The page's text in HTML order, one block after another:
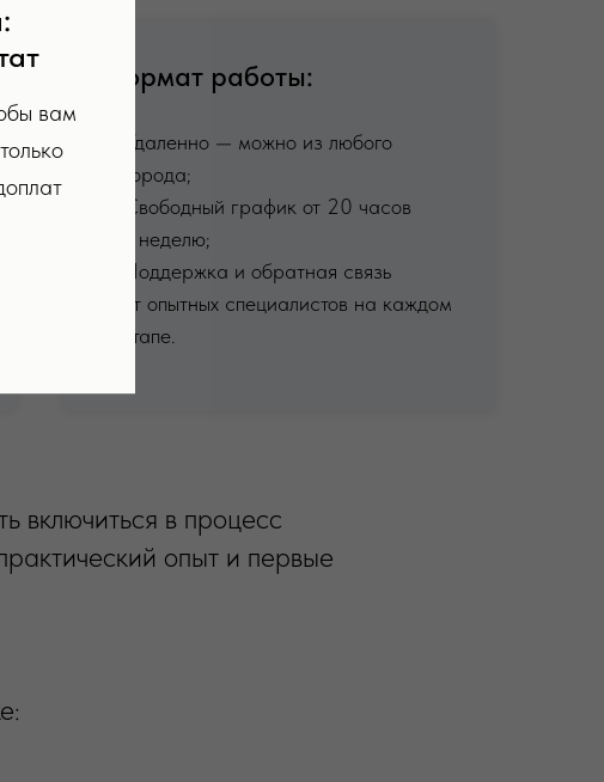
вам
Формат работы:
Удаленно — можно из любого
города;
Свободный график от 20 часов
в неделю;
Поддержка и обратная связь
от опытных специалистов на каждом
этапе.
включиться в процесс
опыт и первые